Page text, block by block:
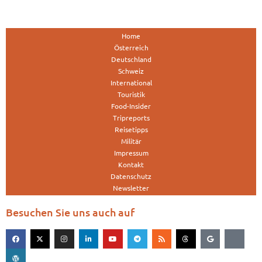
Home
Österreich
Deutschland
Schweiz
International
Touristik
Food-Insider
Tripreports
Reisetipps
Militär
Impressum
Kontakt
Datenschutz
Newsletter
Besuchen Sie uns auch auf